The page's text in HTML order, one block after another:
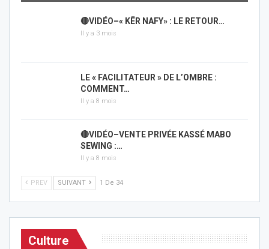
🔴VIDÉO–« KËR NAFY» : LE RETOUR…
Il y a 3 mois
LE « FACILITATEUR » DE L’OMBRE :
COMMENT…
Il y a 8 mois
🔴VIDÉO–VENTE PRIVÉE KASSÉ MABO
SEWING :…
Il y a 8 mois
PREV SUIVANT 1 De 34
Culture